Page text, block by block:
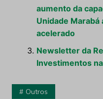
aumento da
Unidade
acelerado
Newsletter da
Investimentos
Outros